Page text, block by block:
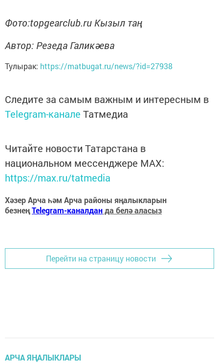
Фото:topgearclub.ru Кызыл таң
Автор: Резеда Галикәева
Тулырак: https://matbugat.ru/news/?id=27938
Следите за самым важным и интересным в
Telegram-канале Татмедиа
Читайте новости Татарстана в
национальном мессенджере MАХ:
https://max.ru/tatmedia
Хәзер Арча һәм Арча районы яңалыкларын
безнеңTelegram-каналданда белә аласыз
Перейти на страницу новости
АРЧА ЯҢАЛЫКЛАРЫ